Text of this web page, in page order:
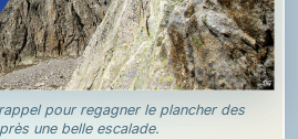
pour regagner le plancher des
une belle escalade.